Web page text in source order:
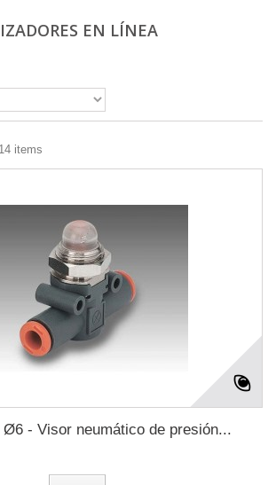
EN LÍNEA
items
- Visor neumático de presión...